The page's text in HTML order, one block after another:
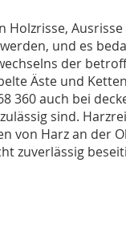
und es
der
Äste und
360 auch bei
sind.
von Harz an der
zuverlässig